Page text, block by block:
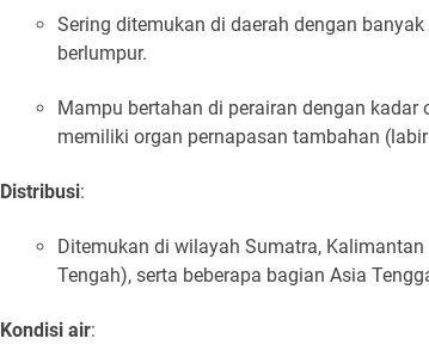
Sering ditemukan di daerah dengan
berlumpur.
Mampu bertahan di perairan dengan kadar
memiliki organ pernapasan tambahan
Distribusi:
Ditemukan di wilayah Sumatra,
Tengah), serta beberapa bagian Asia
Kondisi air: